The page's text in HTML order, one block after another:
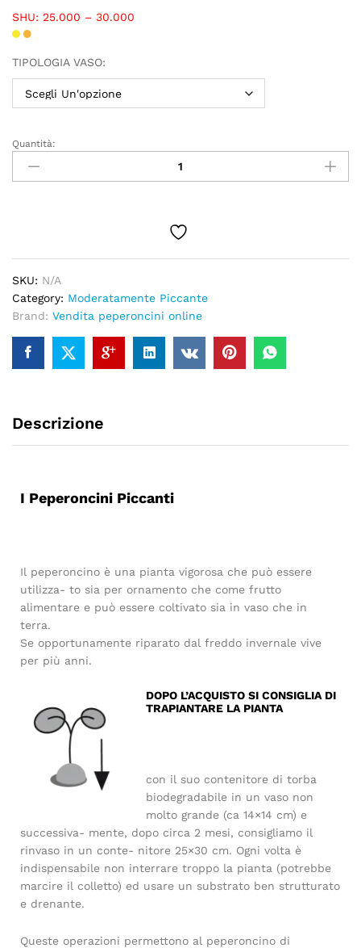
SHU: 25.000 – 30.000
TIPOLOGIA VASO:
Quantità:
SKU: N/A
Category: Moderatamente Piccante
Brand: Vendita peperoncini online
Descrizione
I Peperoncini Piccanti
Il peperoncino è una pianta vigorosa che può essere
utilizza- to sia per ornamento che come frutto
alimentare e può essere coltivato sia in vaso che in
terra.
Se opportunamente riparato dal freddo invernale vive
per più anni.
DOPO L’ACQUISTO SI CONSIGLIA DI
TRAPIANTARE LA PIANTA
con il suo contenitore di torba
biodegradabile in un vaso non
molto grande (ca 14×14 cm) e
successiva- mente, dopo circa 2 mesi, consigliamo il
rinvaso in un conte- nitore 25×30 cm. Ogni volta è
indispensabile non interrare troppo la pianta (potrebbe
marcire il colletto) ed usare un substrato ben strutturato
e drenante.
Queste operazioni permettono al peperoncino di